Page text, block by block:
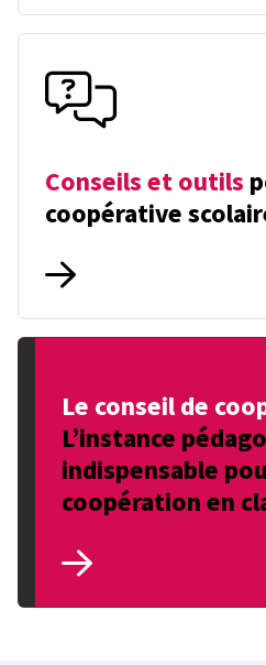
Conseils et outils
coopérative
Le conseil de
L’instance
indispensable
coopération en